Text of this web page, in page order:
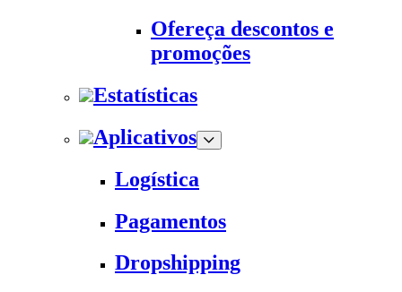
Ofereça descontos e
promoções
Estatísticas
Aplicativos
Logística
Pagamentos
Dropshipping